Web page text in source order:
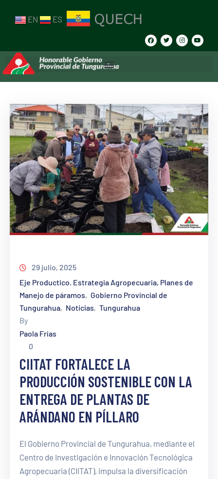
EN ES
29 julio, 2025
Eje Productico. Estrategia Agropecuaria, Planes de
Manejo de páramos‚ Gobierno Provincial de
Tungurahua‚ Noticias‚ Tungurahua
By
Paola Frías
0
CIITAT FORTALECE LA
PRODUCCIÓN SOSTENIBLE CON LA
ENTREGA DE PLANTAS DE
ARÁNDANO EN PÍLLARO
El Gobierno Provincial de Tungurahua, mediante el
Centro de Investigación e Innovación Tecnológica
Agropecuaria (CIITAT), impulsa la diversificación